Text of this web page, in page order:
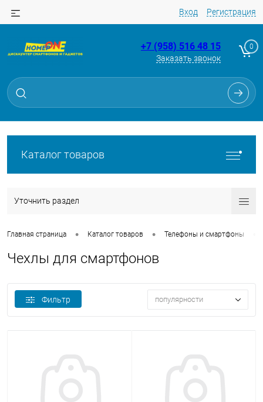
Вход Регистрация
+7 (958) 516 48 15
Заказать звонок
0
Каталог товаров
Уточнить раздел
Главная страница • Каталог товаров • Телефоны и смартфоны
Чехлы для смартфонов
Фильтр популярности